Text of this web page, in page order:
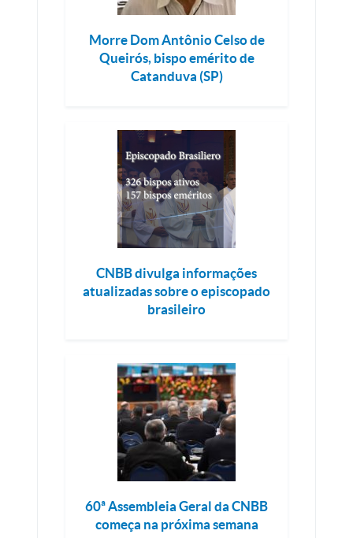
Morre Dom Antônio Celso de
Queirós, bispo emérito de
Catanduva (SP)
CNBB divulga informações
atualizadas sobre o episcopado
brasileiro
60ª Assembleia Geral da CNBB
começa na próxima semana